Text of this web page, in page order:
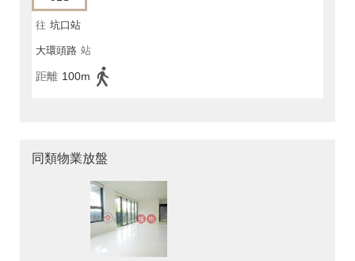
往 坑口站
大環頭路 站
距離 100m
同類物業放盤